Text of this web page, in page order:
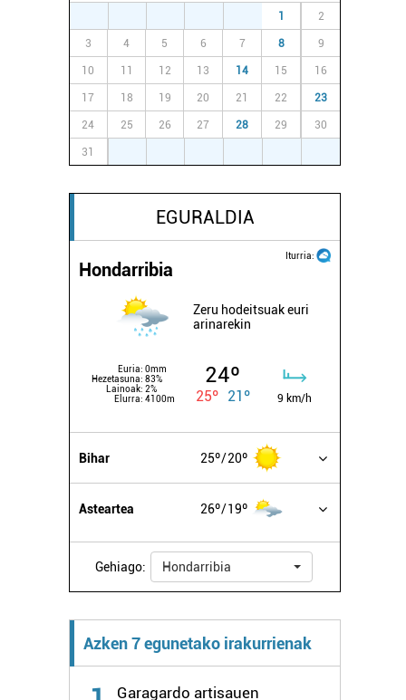
1 2
3 4 5 6 7 8 9
10 11 12 13 14 15 16
17 18 19 20 21 22 23
24 25 26 27 28 29 30
31
EGURALDIA
Iturria:
Hondarribia
Zeru hodeitsuak euri
arinarekin
Euria: 0mm
Hezetasuna: 83%
Lainoak: 2%
Elurra: 4100m
24º
25º 21º 9 km/h
Bihar 25º 20º
Asteartea 26º 19º
Gehiago: Hondarribia
Azken 7 egunetako irakurrienak
Garagardo artisauen